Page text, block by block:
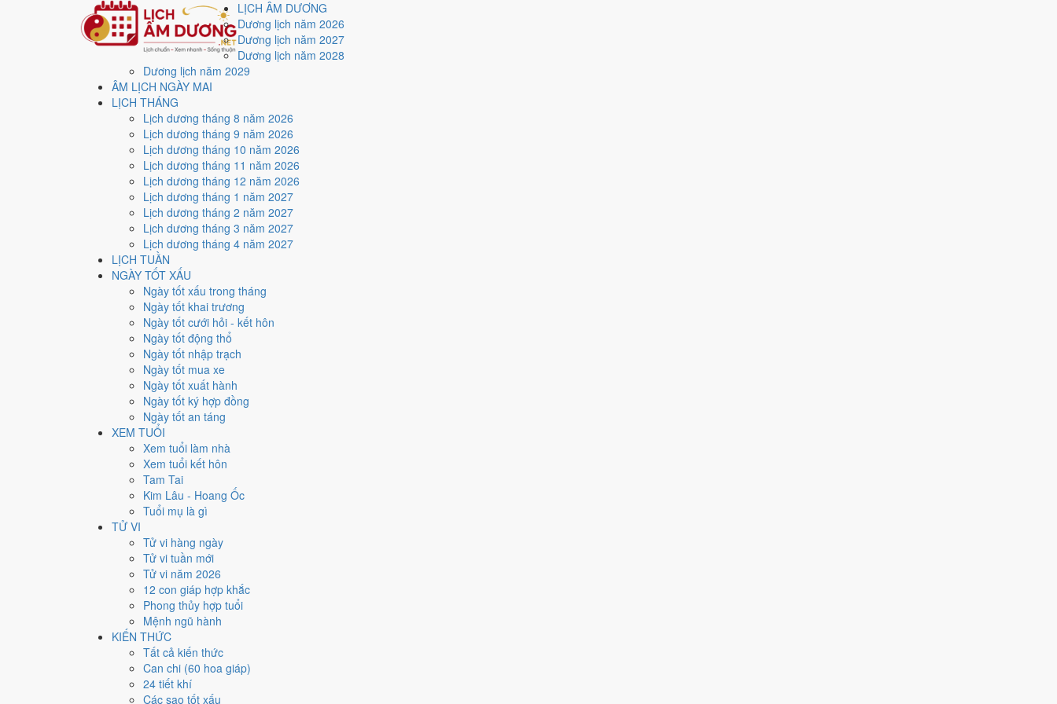
LỊCH ÂM DƯƠNG
Dương lịch năm 2026
Dương lịch năm 2027
Dương lịch năm 2028
Dương lịch năm 2029
ÂM LỊCH NGÀY MAI
LỊCH THÁNG
Lịch dương tháng 8 năm 2026
Lịch dương tháng 9 năm 2026
Lịch dương tháng 10 năm 2026
Lịch dương tháng 11 năm 2026
Lịch dương tháng 12 năm 2026
Lịch dương tháng 1 năm 2027
Lịch dương tháng 2 năm 2027
Lịch dương tháng 3 năm 2027
Lịch dương tháng 4 năm 2027
LỊCH TUẦN
NGÀY TỐT XẤU
Ngày tốt xấu trong tháng
Ngày tốt khai trương
Ngày tốt cưới hỏi - kết hôn
Ngày tốt động thổ
Ngày tốt nhập trạch
Ngày tốt mua xe
Ngày tốt xuất hành
Ngày tốt ký hợp đồng
Ngày tốt an táng
XEM TUỔI
Xem tuổi làm nhà
Xem tuổi kết hôn
Tam Tai
Kim Lâu - Hoang Ốc
Tuổi mụ là gì
TỬ VI
Tử vi hàng ngày
Tử vi tuần mới
Tử vi năm 2026
12 con giáp hợp khắc
Phong thủy hợp tuổi
Mệnh ngũ hành
KIẾN THỨC
Tất cả kiến thức
Can chi (60 hoa giáp)
24 tiết khí
Các sao tốt xấu
Trang chủ
Lịch năm 1986
Tháng 8/1986
Ngày 22/8/1986 (Mậu Tuất)
Xem ngày22/8/1986
Ngày 22/8/1986 dương lịch (Thứ Sáu) là ngày 17/7/1986 âm lịch
7.1/10cho các việc quan trọng. Giờ Hoàng Đạo trong ngày:
Ngày Dương
Thứ Sáu
Tháng 8 năm 1986
Tháng 7 âm năm 1986
Mậu Tuất
Ngày Mậu Tuất có Trực
lợi cho các việc quan trọng.
Dần, Ngọ, Mão hợp ngày; tuổi
Ngày 22/8/1986 tốt hay xấu cho việc gì?
Ngày 22/8/1986 đạt7.1/10
dễ phát sinh thừa) nhưng gặp Sao Tư Mệnh hoàng đạo nên điểm từng việc chênh nhau như bảng dưới.
Cưới hỏi - đính hôn
Trung bình